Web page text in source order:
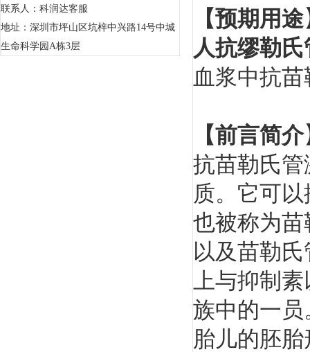
联系人：科润达客服
地址：深圳市坪山区坑梓中兴路14号中城
生命科学园A栋3层
【预期用
人抗缪勒
血浆中抗
【前言简
抗苗勒氏
质。它可
也被称为
以及苗勒
上与抑制
族中的一员
胎儿的胚